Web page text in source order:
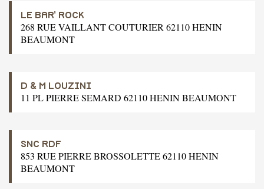
LE BAR' ROCK
268 RUE VAILLANT COUTURIER 62110 HENIN
BEAUMONT
D & M LOUZINI
11 PL PIERRE SEMARD 62110 HENIN BEAUMONT
SNC RDF
853 RUE PIERRE BROSSOLETTE 62110 HENIN
BEAUMONT